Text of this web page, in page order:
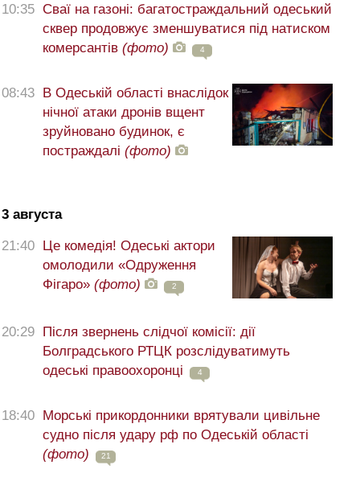
10:35 Сваї на газоні: багатостраждальний одеський
сквер продовжує зменшуватися під натиском
комерсантів (фото) 4
08:43 В Одеській області внаслідок
нічної атаки дронів вщент
зруйновано будинок, є
постраждалі (фото)
3 августа
21:40 Це комедія! Одеські актори
омолодили «Одруження
Фігаро» (фото) 2
20:29 Після звернень слідчої комісії: дії
Болградського РТЦК розслідуватимуть
одеські правоохоронці
4
18:40 Морські прикордонники врятували цивільне
судно після удару рф по Одеській області
(фото)
21